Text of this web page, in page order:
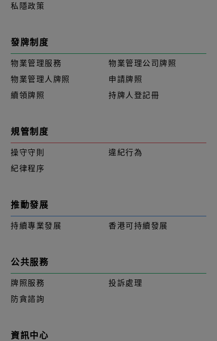
私隱政策
發牌制度
物業管理服務
物業管理公司牌照
物業管理人牌照
申請牌照
續領牌照
持牌人登記冊
規管制度
操守守則
違紀行為
紀律程序
推動發展
持續專業發展 香港可持續發展
公共服務
牌照服務
投訴處理
防貪諮詢
資訊中心